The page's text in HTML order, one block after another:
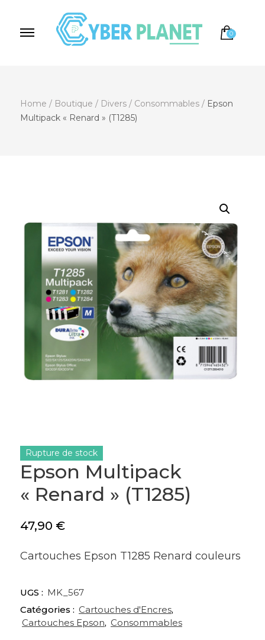
0
Home / Boutique / Divers / Consommables / Epson
Multipack « Renard » (T1285)
Epson Multipack
« Renard » (T1285)
47,90 €
Cartouches Epson T1285 Renard couleurs
Rupture de stock
UGS : MK_567
Catégories : Cartouches d'Encres,
Cartouches Epson, Consommables